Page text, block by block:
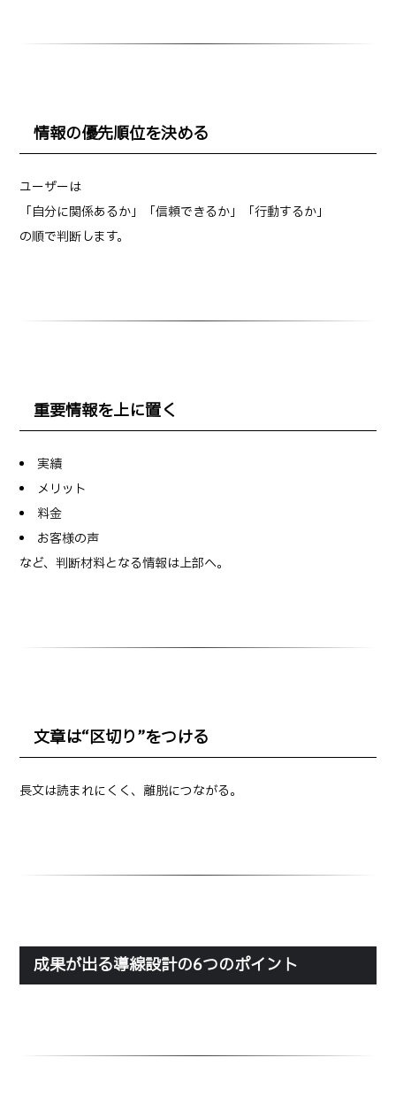
情報の優先順位を決める
ユーザーは
「自分に関係あるか」→「信頼できるか」→「行動するか」
の順で判断します。
重要情報を上に置く
実績
メリット
料金
お客様の声
など、判断材料となる情報は上部へ。
文章は“区切り”をつける
長文は読まれにくく、離脱につながる。
成果が出る導線設計の6つのポイント